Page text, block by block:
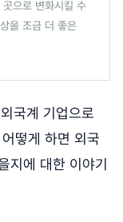
으로 변화시킬 수
을 조금 더 좋은
국계 기업으로
떻게 하면 외국
지에 대한 이야기